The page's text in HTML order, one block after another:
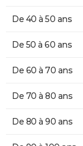
De 40 à 50 ans
De 50 à 60 ans
De 60 à 70 ans
De 70 à 80 ans
De 80 à 90 ans